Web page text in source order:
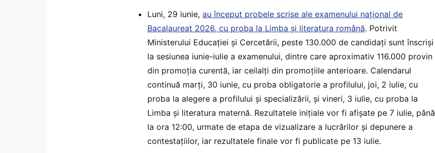
Luni, 29 iunie, au început probele scrise ale examenului național de
Bacalaureat 2026, cu proba la Limba și literatura română. Potrivit
Ministerului Educației și Cercetării, peste 130.000 de candidați sunt înscriși
la sesiunea iunie-iulie a examenului, dintre care aproximativ 116.000 provin
din promoția curentă, iar ceilalți din promoțiile anterioare. Calendarul
continuă marți, 30 iunie, cu proba obligatorie a profilului, joi, 2 iulie, cu
proba la alegere a profilului și specializării, și vineri, 3 iulie, cu proba la
Limba și literatura maternă. Rezultatele inițiale vor fi afișate pe 7 iulie, până
la ora 12:00, urmate de etapa de vizualizare a lucrărilor și depunere a
contestațiilor, iar rezultatele finale vor fi publicate pe 13 iulie.